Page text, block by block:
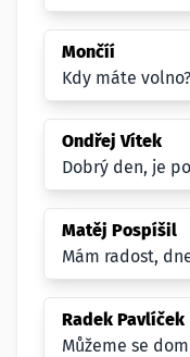
Mončíí
Kdy máte volno?
Ondřej Vítek
Dobrý den, je
Matěj Pospíšil
Mám radost,
Radek Pavlíček
Můžeme se